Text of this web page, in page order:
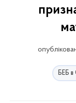
БЕБ в